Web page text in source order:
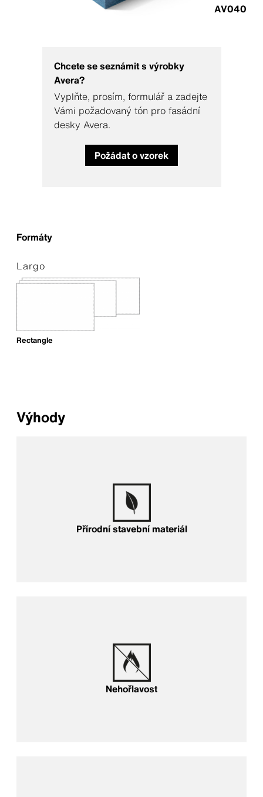
AV040
Chcete se seznámit s výrobky
Avera?
Vyplňte, prosím, formulář a zadejte
Vámi požadovaný tón pro fasádní
desky Avera.
Požádat o vzorek
Formáty
Largo
Rectangle
Výhody
Přírodní stavební materiál
Nehořlavost